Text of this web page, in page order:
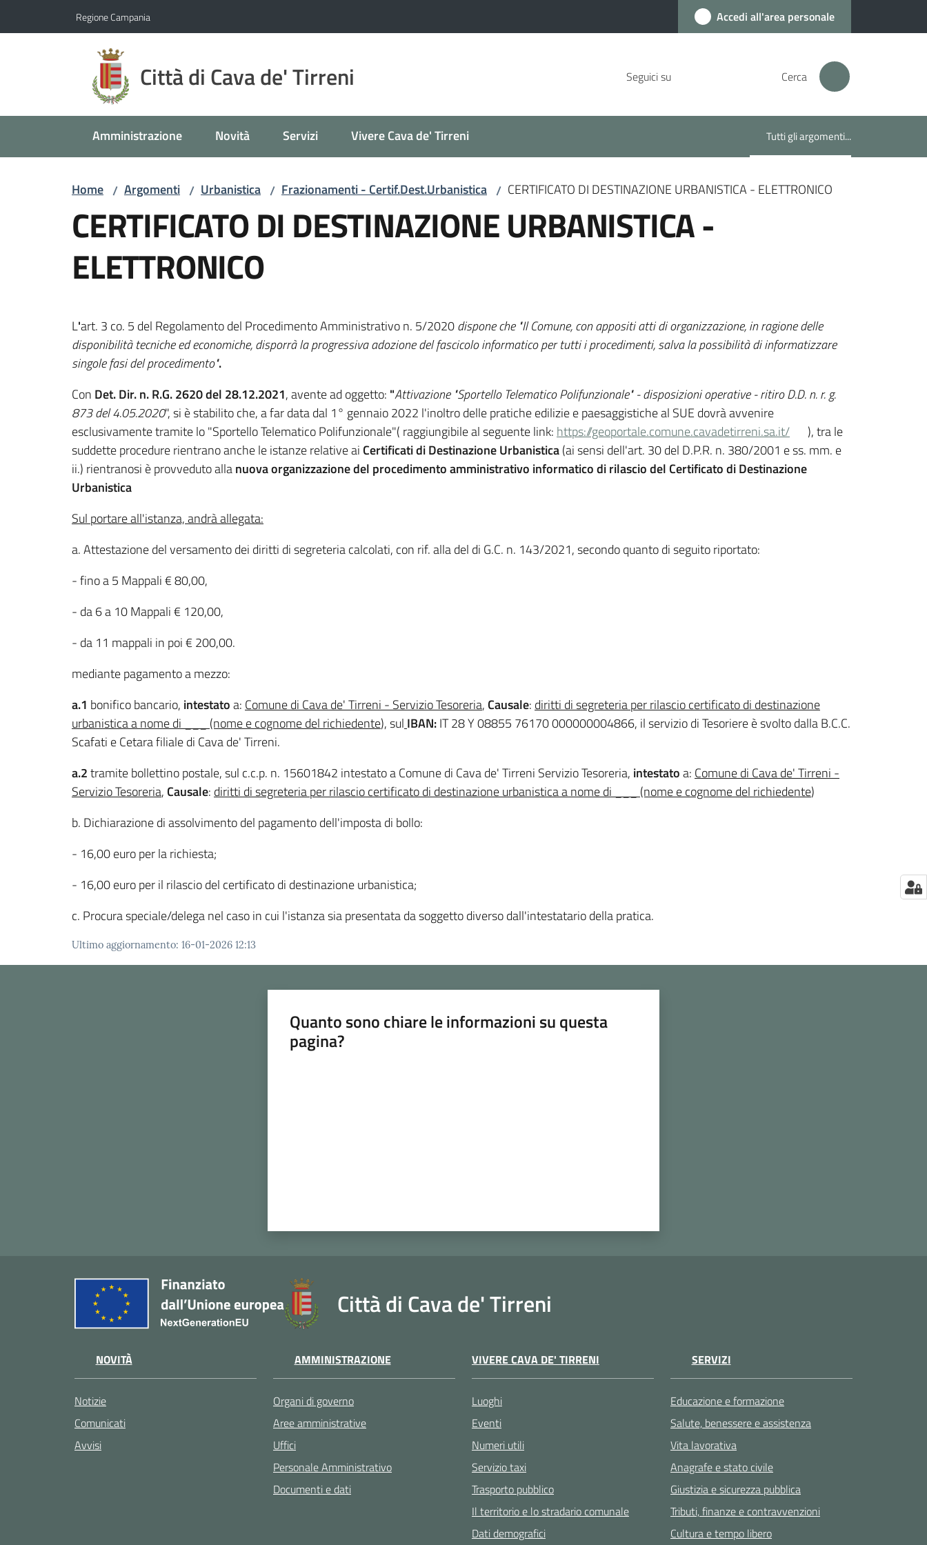
Regione Campania Accedi all'area personale
Città di Cava de' Tirreni Seguici su Cerca
Amministrazione Novità Servizi Vivere Cava de' Tirreni Tutti gli argomenti...
Menu selezionato
Home / Argomenti / Urbanistica / Frazionamenti - Certif.Dest.Urbanistica / CERTIFICATO DI DESTINAZIONE URBANISTICA - ELETTRONICO
CERTIFICATO DI DESTINAZIONE URBANISTICA -
ELETTRONICO
L'art. 3 co. 5 del Regolamento del Procedimento Amministrativo n. 5/2020dispone che "Il Comune, con appositi atti di organizzazione, in ragione delle
disponibilità tecniche ed economiche, disporrà la progressiva adozione del fascicolo informatico per tutti i procedimenti, salva la possibilità di informatizzare
singole fasi del procedimento".
Con Det. Dir. n. R.G. 2620 del 28.12.2021, avente ad oggetto: "Attivazione "Sportello Telematico Polifunzionale" - disposizioni operative - ritiro D.D. n. r. g.
873 del 4.05.2020", si è stabilito che, a far data dal 1° gennaio 2022 l'inoltro delle pratiche edilizie e paesaggistiche al SUE dovrà avvenire
esclusivamente tramite lo "Sportello Telematico Polifunzionale"( raggiungibile al seguente link: https://geoportale.comune.cavadetirreni.sa.it/
), tra le
suddette procedure rientrano anche le istanze relative ai Certificati di Destinazione Urbanistica(ai sensi dell'art. 30 del D.P.R. n. 380/2001 e ss. mm. e
ii.) rientranosi è provveduto allanuova organizzazione del procedimento amministrativo informatico di rilascio del Certificato di Destinazione
Urbanistica
Sul portare all'istanza, andrà allegata:
a. Attestazione del versamento dei diritti di segreteria calcolati, con rif. alla del di G.C. n. 143/2021, secondo quanto di seguito riportato:
- fino a 5 Mappali € 80,00,
- da 6 a 10 Mappali € 120,00,
- da 11 mappali in poi € 200,00.
mediante pagamento a mezzo:
a.1 bonifico bancario, intestatoa: Comune di Cava de' Tirreni - Servizio Tesoreria, Causale: diritti di segreteria per rilascio certificato di destinazione
urbanistica a nome di ___ (nome e cognome del richiedente), sul IBAN:IT 28 Y 08855 76170 000000004866, il servizio di Tesoriere è svolto dalla B.C.C.
Scafati e Cetara filiale di Cava de' Tirreni.
a.2tramite bollettino postale, sul c.c.p. n. 15601842 intestato a Comune di Cava de' Tirreni Servizio Tesoreria, intestatoa: Comune di Cava de' Tirreni -
Servizio Tesoreria, Causale: diritti di segreteria per rilascio certificato di destinazione urbanistica a nome di ___ (nome e cognome del richiedente)
b. Dichiarazione di assolvimento del pagamento dell'imposta di bollo:
- 16,00 euro per la richiesta;
- 16,00 euro per il rilascio del certificato di destinazione urbanistica;
c. Procura speciale/delega nel caso in cui l'istanza sia presentata da soggetto diverso dall'intestatario della pratica.
Ultimo aggiornamento: 16-01-2026 12:13
Quanto sono chiare le informazioni su questa
pagina?
Città di Cava de' Tirreni
NOVITÀ
Notizie
Comunicati
Avvisi
AMMINISTRAZIONE
Organi di governo
Aree amministrative
Uffici
Personale Amministrativo
Documenti e dati
VIVERE CAVA DE' TIRRENI
Luoghi
Eventi
Numeri utili
Servizio taxi
Trasporto pubblico
Il territorio e lo stradario comunale
Dati demografici
SERVIZI
Educazione e formazione
Salute, benessere e assistenza
Vita lavorativa
Anagrafe e stato civile
Giustizia e sicurezza pubblica
Tributi, finanze e contravvenzioni
Cultura e tempo libero